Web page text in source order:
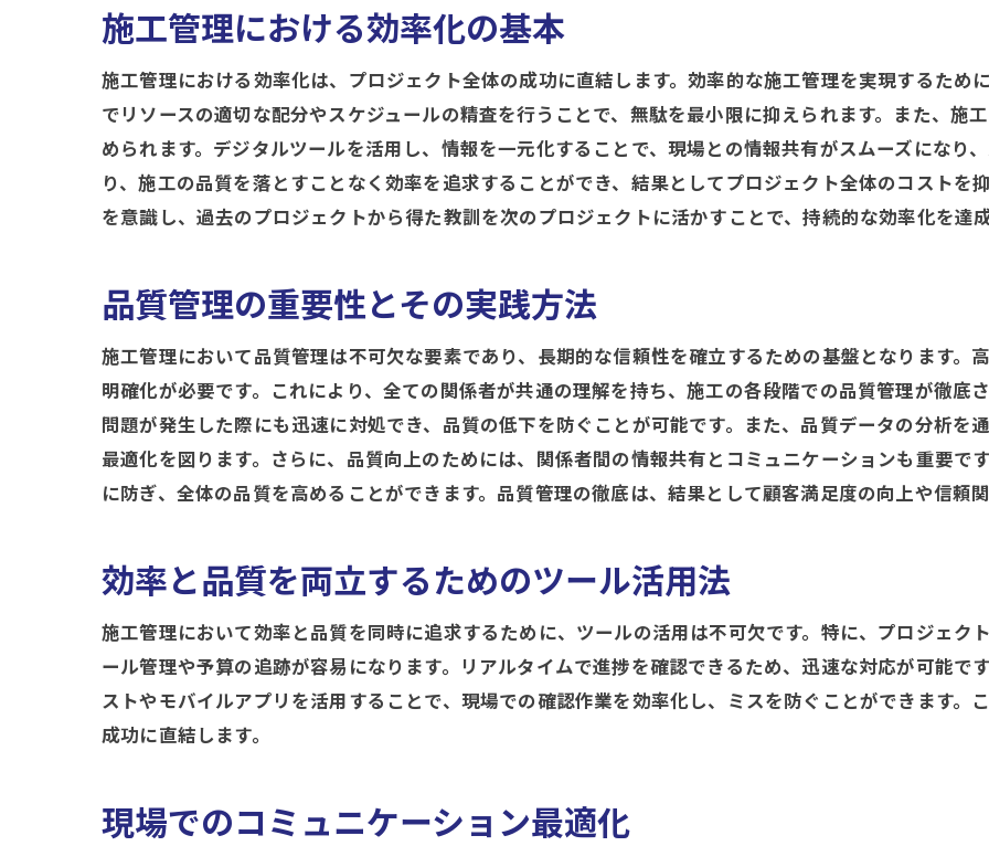
現場でのトラブルシューティング技術
成功事例から学ぶ計画と実行のコツ
施工管理で品質向上コスト削減を実現する方法
効率的な人材活用の方法
コスト削減と品質維持のバランス
プロジェクト終了後の評価と改善提案
プロが語る施工管理の詳細な計画とその重要性
施工計画がもたらすプロジェクト成功
計画段階でのリスク評価法
計画に基づく実行の組織化
計画の進捗管理とその応用
計画の見直しと柔軟な対応方法
施工管理成功事例効率と品質を両立する実践方法
現場の工夫が成功をもたらす
施工管理における効率化の基本
施工管理における効率化は、プロジェクト全体の成功に直結します。効率的な施工管理を実現するため
でリソースの適切な配分やスケジュールの精査を行うことで、無駄を最小限に抑えられます。また、施
められます。デジタルツールを活用し、情報を一元化することで、現場との情報共有がスムーズになり
り、施工の品質を落とすことなく効率を追求することができ、結果としてプロジェクト全体のコストを
を意識し、過去のプロジェクトから得た教訓を次のプロジェクトに活かすことで、持続的な効率化を達
品質管理の重要性とその実践方法
施工管理において品質管理は不可欠な要素であり、長期的な信頼性を確立するための基盤となります。
明確化が必要です。これにより、全ての関係者が共通の理解を持ち、施工の各段階での品質管理が徹底
問題が発生した際にも迅速に対処でき、品質の低下を防ぐことが可能です。また、品質データの分析を
最適化を図ります。さらに、品質向上のためには、関係者間の情報共有とコミュニケーションも重要で
に防ぎ、全体の品質を高めることができます。品質管理の徹底は、結果として顧客満足度の向上や信頼
効率と品質を両立するためのツール活用法
施工管理において効率と品質を同時に追求するために、ツールの活用は不可欠です。特に、プロジェク
ール管理や予算の追跡が容易になります。リアルタイムで進捗を確認できるため、迅速な対応が可能で
ストやモバイルアプリを活用することで、現場での確認作業を効率化し、ミスを防ぐことができます。
成功に直結します。
現場でのコミュニケーション最適化